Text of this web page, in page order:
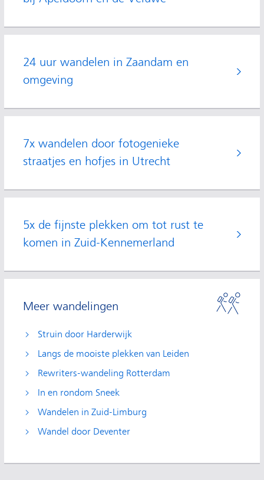
24 uur wandelen in Zaandam en
omgeving
7x wandelen door fotogenieke
straatjes en hofjes in Utrecht
5x de fijnste plekken om tot rust te
komen in Zuid-Kennemerland
Meer wandelingen
Struin door Harderwijk
Langs de mooiste plekken van Leiden
Rewriters-wandeling Rotterdam
In en rondom Sneek
Wandelen in Zuid-Limburg
Wandel door Deventer